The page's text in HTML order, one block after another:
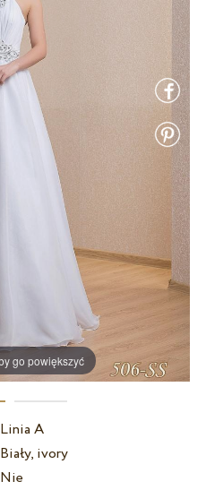
go powiększyć
Linia A
Biały, ivory
Nie